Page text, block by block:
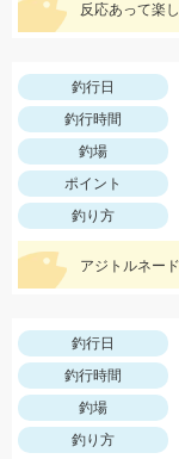
釣行日
釣行時間
釣場
ポイント
釣り方
アジトルネー
釣行日
釣行時間
釣場
釣り方